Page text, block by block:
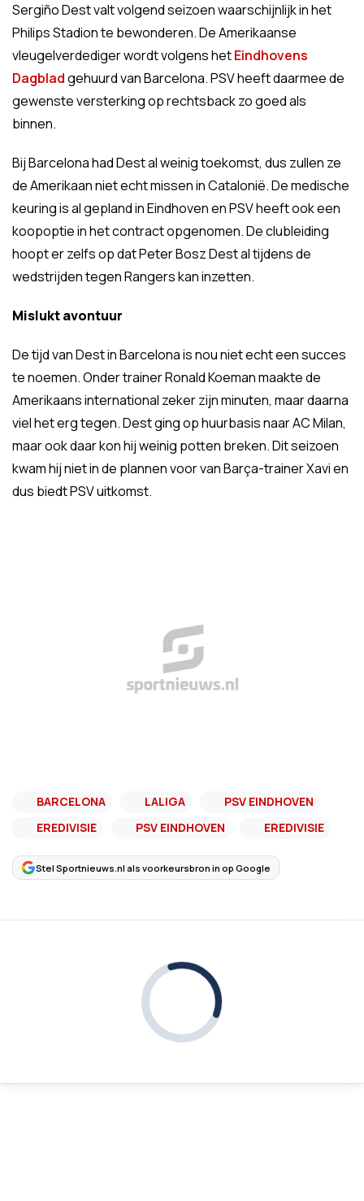
Sergiño Dest valt volgend seizoen waarschijnlijk in het
Philips Stadion te bewonderen. De Amerikaanse
vleugelverdediger wordt volgens hetEindhovens
Dagbladgehuurd van Barcelona. PSV heeft daarmee de
gewenste versterking op rechtsback zo goed als
binnen.
Bij Barcelona had Dest al weinig toekomst, dus zullen ze
de Amerikaan niet echt missen in Catalonië. De medische
keuring is al gepland in Eindhoven en PSV heeft ook een
koopoptie in het contract opgenomen. De clubleiding
hoopt er zelfs op dat Peter Bosz Dest al tijdens de
wedstrijden tegen Rangers kan inzetten.
Mislukt avontuur
De tijd van Dest in Barcelona is nou niet echt een succes
te noemen. Onder trainer Ronald Koeman maakte de
Amerikaans international zeker zijn minuten, maar daarna
viel het erg tegen. Dest ging op huurbasis naar AC Milan,
maar ook daar kon hij weinig potten breken. Dit seizoen
kwam hij niet in de plannen voor van Barça-trainer Xavi en
dus biedt PSV uitkomst.
BARCELONA LALIGA
PSV EINDHOVEN
EREDIVISIE
PSV EINDHOVEN EREDIVISIE
Stel Sportnieuws.nl als voorkeursbron in op Google